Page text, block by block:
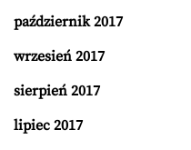
październik 2017
wrzesień 2017
sierpień 2017
lipiec 2017